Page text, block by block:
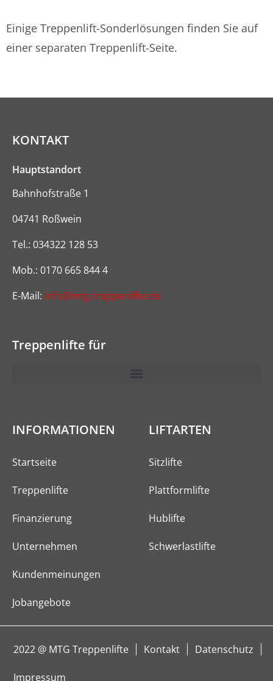
Einige Treppenlift-Sonderlösungen finden Sie auf
einer separaten Treppenlift-Seite.
KONTAKT
Hauptstandort
Bahnhofstraße 1
04741 Roßwein
Tel.: 034322 128 53
Mob.: 0170 665 844 4
E-Mail: info@mtg-treppenlifte.de
Treppenlifte für
INFORMA­TI­ONEN
Startseite
Treppenlifte
Finanzierung
Unternehmen
Kundenmeinungen
Jobangebote
LIFTARTEN
Sitzlifte
Plattformlifte
Hublifte
Schwerlastlifte
2022 @ MTG Treppenlifte Kontakt Datenschutz
Impressum